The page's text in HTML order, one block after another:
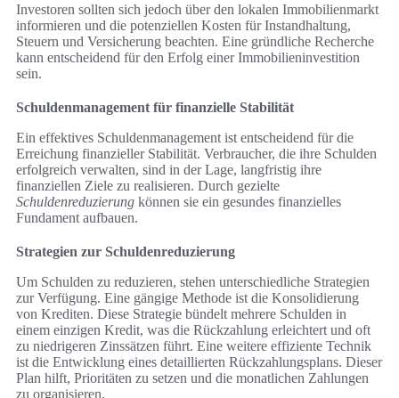
Investoren sollten sich jedoch über den lokalen Immobilienmarkt
informieren und die potenziellen Kosten für Instandhaltung,
Steuern und Versicherung beachten. Eine gründliche Recherche
kann entscheidend für den Erfolg einer Immobilieninvestition
sein.
Schuldenmanagement für finanzielle Stabilität
Ein effektives Schuldenmanagement ist entscheidend für die
Erreichung finanzieller Stabilität. Verbraucher, die ihre Schulden
erfolgreich verwalten, sind in der Lage, langfristig ihre
finanziellen Ziele zu realisieren. Durch gezielte
Schuldenreduzierung können sie ein gesundes finanzielles
Fundament aufbauen.
Strategien zur Schuldenreduzierung
Um Schulden zu reduzieren, stehen unterschiedliche Strategien
zur Verfügung. Eine gängige Methode ist die Konsolidierung
von Krediten. Diese Strategie bündelt mehrere Schulden in
einem einzigen Kredit, was die Rückzahlung erleichtert und oft
zu niedrigeren Zinssätzen führt. Eine weitere effiziente Technik
ist die Entwicklung eines detaillierten Rückzahlungsplans. Dieser
Plan hilft, Prioritäten zu setzen und die monatlichen Zahlungen
zu organisieren.